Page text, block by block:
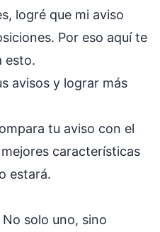
logré que mi aviso
Por eso aquí te
esto.
avisos y lograr más
tu aviso con el
características
estará.
solo uno, sino